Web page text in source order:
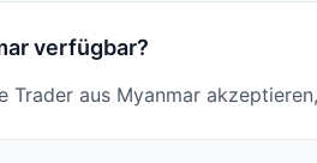
verfügbar?
aus Myanmar